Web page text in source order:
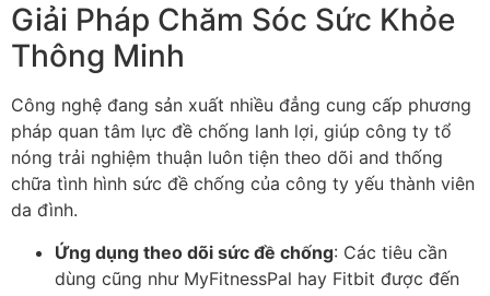
Giải Pháp Chăm Sóc Sức Khỏe
Thông Minh
Công nghệ đang sản xuất nhiều đẳng cung cấp phương
pháp quan tâm lực đề chống lanh lợi, giúp công ty tổ
nóng trải nghiệm thuận luôn tiện theo dõi and thống
chữa tình hình sức đề chống của công ty yếu thành viên
da đình.
Ứng dụng theo dõi sức đề chống: Các tiêu cần
dùng cũng như MyFitnessPal hay Fitbit được đến